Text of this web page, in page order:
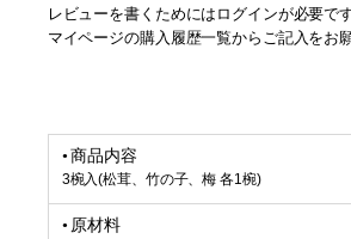
レビューを書くためにはログインが必要です
マイページの購入履歴一覧からご記入をお
商品内容
3椀入(松茸、竹の子、梅 各1椀)
原材料